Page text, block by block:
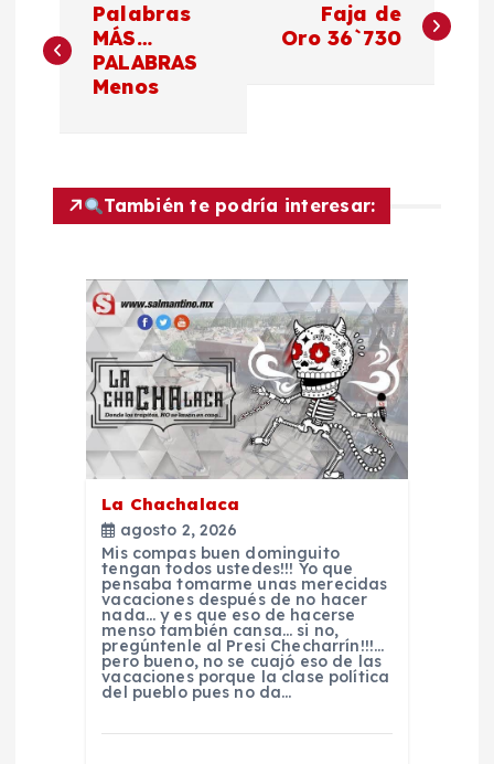
a
g
Palabras
MÁS…
PALABRAS
Menos
Faja de
Oro 36`730
También te podría interesar:
La Chachalaca
agosto 2, 2026
Mis compas buen dominguito
tengan todos ustedes!!! Yo que
pensaba tomarme unas merecidas
vacaciones después de no hacer
nada… y es que eso de hacerse
menso también cansa… si no,
pregúntenle al Presi Checharrín!!!…
pero bueno, no se cuajó eso de las
vacaciones porque la clase política
del pueblo pues no da…